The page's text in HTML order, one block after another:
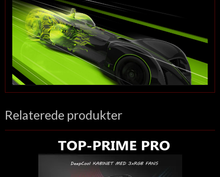
Relaterede produkter